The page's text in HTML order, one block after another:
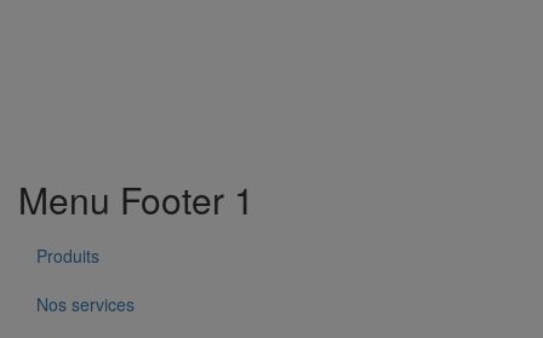
Menu Footer 1
Produits
Nos services